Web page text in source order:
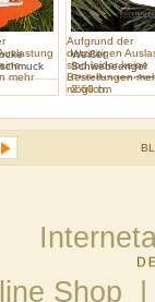
mehr
Weißer
Schwebeengel
2.60 cm
Aufgrund der
derzeitigen
sind leider keine
Bestellungen
möglich.